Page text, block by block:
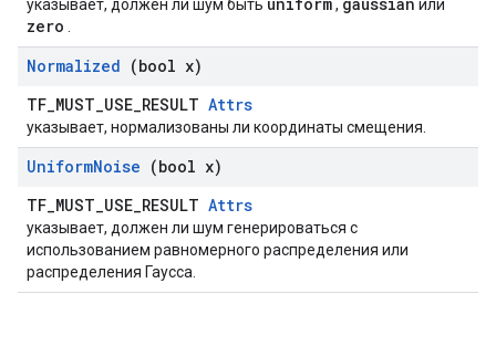
указывает, должен ли шум быть , или
zero
Normalized (bool x)
TF_MUST_USE_RESULT Attrs
указывает, нормализованы ли координаты смещения.
UniformNoise (bool x)
TF_MUST_USE_RESULT Attrs
указывает, должен ли шум генерироваться с
использованием равномерного распределения или
распределения Гаусса.